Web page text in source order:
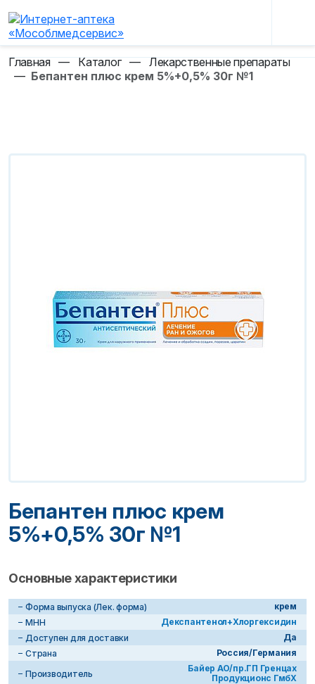
Главная — Каталог — Лекарственные препараты
— Бепантен плюс крем 5%+0,5% 30г №1
Бепантен плюс крем
5%+0,5% 30г №1
Основные характеристики
Форма выпуска (Лек. форма)
крем
МНН
Декспантенол+Хлоргексидин
Доступен для доставки
Да
Страна
Россия/Германия
Производитель
Байер АО/пр.ГП Гренцах
Продукционс ГмбХ